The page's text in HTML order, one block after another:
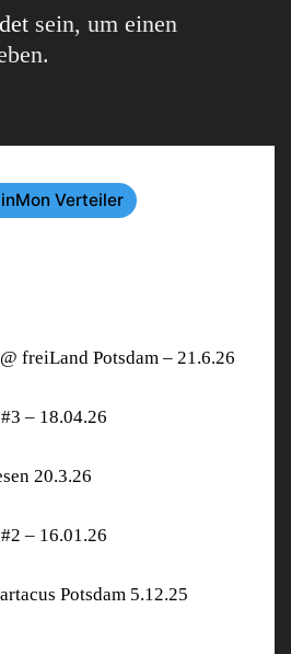
sein, um einen
Verteiler
freiLand Potsdam – 21.6.26
– 18.04.26
20.3.26
– 16.01.26
Potsdam 5.12.25